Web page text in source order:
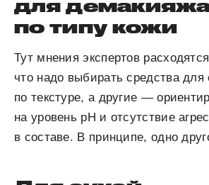
для
по типу кожи
Тут мнения экспертов
что надо выбирать средства
по текстуре, а другие —
на уровень pH и отсутствие
в составе. В принципе, одно